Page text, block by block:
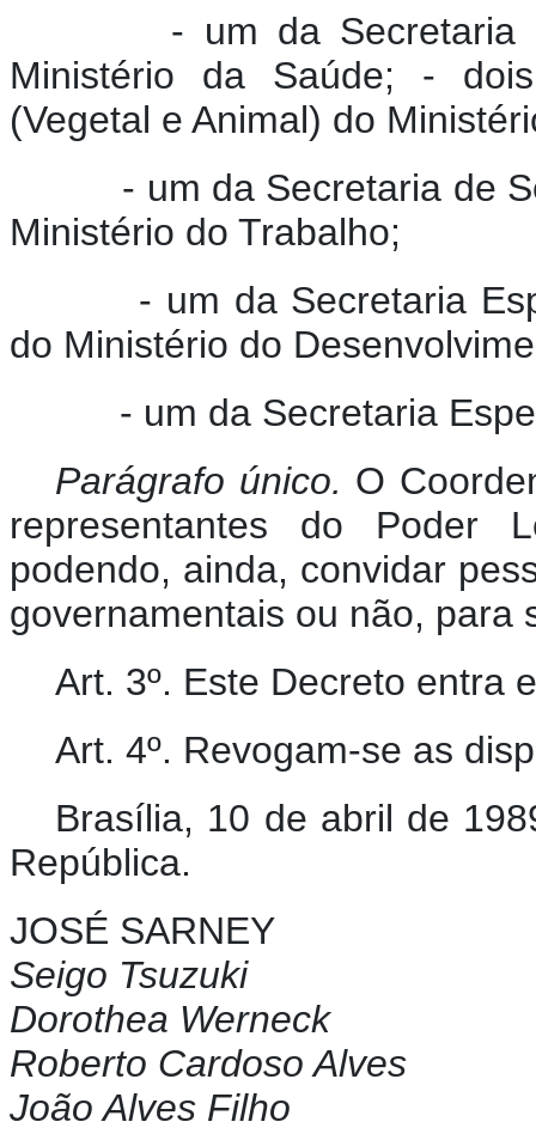
- um da Secretaria
Ministério da Saúde; -
(Vegetal e Animal) do
- um da Secretaria de
Ministério do Trabalho;
- um da Secretaria
do Ministério do
- um da Secretaria
Parágrafo único. O
representantes do Poder
podendo, ainda, convidar
governamentais ou não, para
Art. 3º. Este Decreto entra
Art. 4º. Revogam-se as
Brasília, 10 de abril de
República.
JOSÉ SARNEY
Seigo Tsuzuki
Dorothea Werneck
Roberto Cardoso Alves
João Alves Filho